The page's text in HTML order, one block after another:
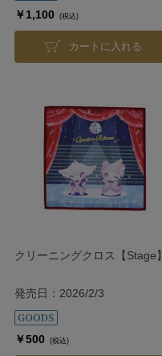
￥1,100 (税込)
カートに入れる
クリーニングクロス【Stage】
発売日：2026/2/3
￥500 (税込)